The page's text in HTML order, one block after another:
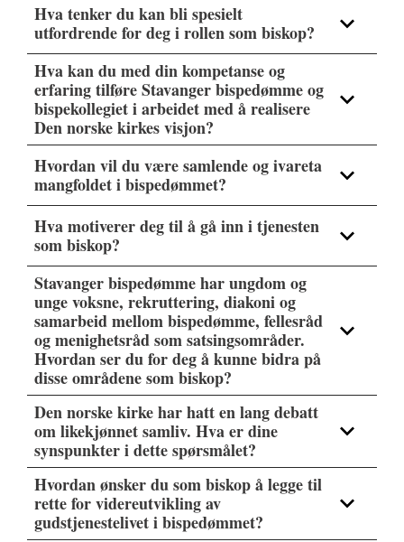
Hva tenker du kan bli spesielt
utfordrende for deg i rollen som biskop?
Hva kan du med din kompetanse og
erfaring tilføre Stavanger bispedømme og
bispekollegiet i arbeidet med å realisere
Den norske kirkes visjon?
Hvordan vil du være samlende og ivareta
mangfoldet i bispedømmet?
Hva motiverer deg til å gå inn i tjenesten
som biskop?
Stavanger bispedømme har ungdom og
unge voksne, rekruttering, diakoni og
samarbeid mellom bispedømme, fellesråd
og menighetsråd som satsingsområder.
Hvordan ser du for deg å kunne bidra på
disse områdene som biskop?
Den norske kirke har hatt en lang debatt
om likekjønnet samliv. Hva er dine
synspunkter i dette spørsmålet?
Hvordan ønsker du som biskop å legge til
rette for videreutvikling av
gudstjenestelivet i bispedømmet?